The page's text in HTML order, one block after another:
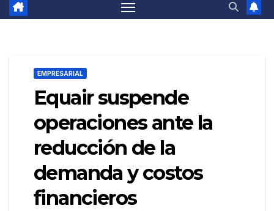
EMPRESARIAL
Equair suspende
operaciones ante la
reducción de la
demanda y costos
financieros